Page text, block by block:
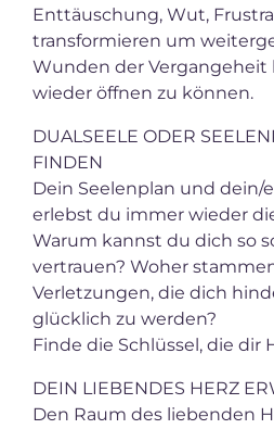
Enttäuschung, Wut,
transformieren um
Wunden der Vergangeheit
wieder öffnen zu können.
DUALSEELE ODER
FINDEN
Dein Seelenplan und dein/
erlebst du immer wieder
Warum kannst du dich so
vertrauen? Woher
Verletzungen, die dich
glücklich zu werden?
Finde die Schlüssel, die dir
DEIN LIEBENDES HERZ
Den Raum des liebenden